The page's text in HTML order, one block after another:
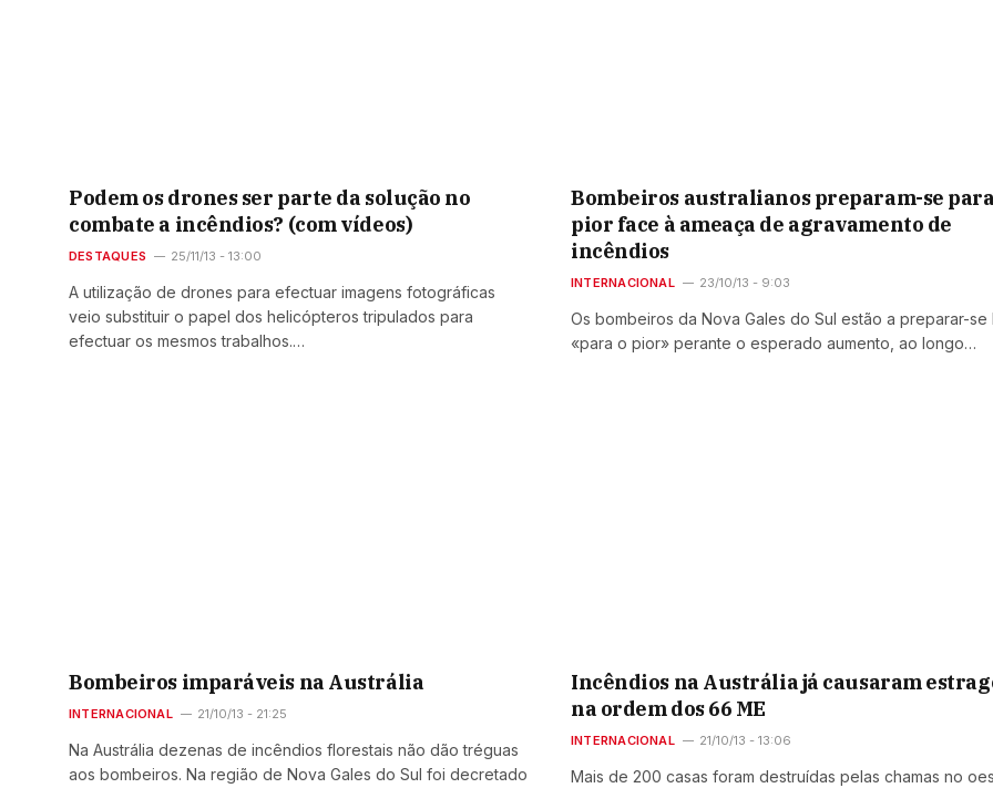
Podem os drones ser parte da solução no
combate a incêndios? (com vídeos)
DESTAQUES 25/11/13 - 13:00
A utilização de drones para efectuar imagens fotográficas
veio substituir o papel dos helicópteros tripulados para
efectuar os mesmos trabalhos.…
Bombeiros australianos preparam-se para
pior face à ameaça de agravamento de
incêndios
INTERNACIONAL 23/10/13 - 9:03
Os bombeiros da Nova Gales do Sul estão a preparar-se
«para o pior» perante o esperado aumento, ao longo…
Bombeiros imparáveis na Austrália
INTERNACIONAL 21/10/13 - 21:25
Na Austrália dezenas de incêndios florestais não dão tréguas
aos bombeiros. Na região de Nova Gales do Sul foi decretado
Incêndios na Austrália já causaram
na ordem dos 66 ME
INTERNACIONAL 21/10/13 - 13:06
Mais de 200 casas foram destruídas pelas chamas no